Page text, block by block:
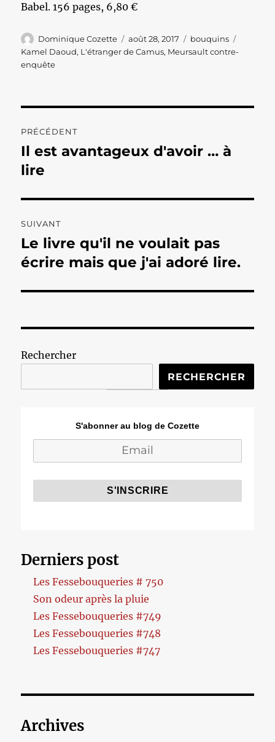
Babel. 156 pages, 6,80 €
Auteur
Dominique Cozette
Publié
le
août 28, 2017 Catégories
bouquins
Kamel Daoud, L'étranger de Camus, Meursault contre-
enquête
de
l’article
PRÉCÉDENT
Publication
précédente :
Il est avantageux d'avoir … à
lire
SUIVANT
Publication
suivante :
Le livre qu'il ne voulait pas
écrire mais que j'ai adoré lire.
Rechercher
RECHERCHER
S'abonner au blog de Cozette
Derniers post
Les Fessebouqueries # 750
Son odeur après la pluie
Les Fessebouqueries #749
Les Fessebouqueries #748
Les Fessebouqueries #747
Archives